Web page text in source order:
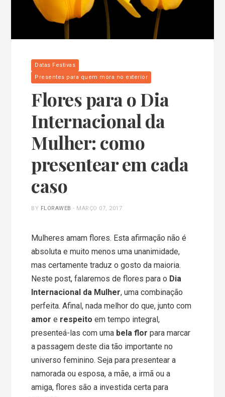
Datas Festivas
Presentes para quem mora no exterior
Flores para o Dia
Internacional da
Mulher: como
presentear em cada
caso
BY FLORAWEB - MARÇO 07, 2017
Mulheres amam flores. Esta afirmação não é
absoluta e muito menos uma unanimidade,
mas certamente traduz o gosto da maioria.
Neste post, falaremos de flores para o Dia
Internacional da Mulher, uma combinação
perfeita. Afinal, nada melhor do que, junto com
amor e respeito em tempo integral,
presenteá-las com uma bela flor para marcar
a passagem deste dia tão importante no
universo feminino. Seja para presentear a
namorada ou esposa, a mãe, a irmã ou a
amiga, flores são a investida certa para